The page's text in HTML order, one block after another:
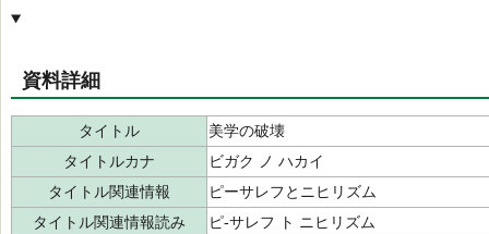
資料詳細
タイトル
美学の破壊
タイトルカナ
ビガク ノ ハカイ
タイトル関連情報
ピーサレフとニヒリズム
タイトル関連情報読み
ピ-サレフ ト ニヒリズム